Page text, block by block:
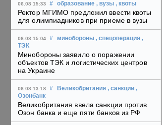
06.08 15:33 # образование , вузы , квоты
Ректор МГИМО предложил ввести квоты
для олимпиадников при приеме в вузы
06.08 15:04 # минобороны , спецоперация ,
ТЭК
Минобороны заявило о поражении
объектов ТЭК и логистических центров
на Украине
06.08 13:18 # Великобритания , санкции ,
Озонбанк
Великобритания ввела санкции против
Озон банка и еще пяти банков из РФ